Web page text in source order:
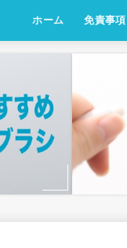
ホーム 免責事項